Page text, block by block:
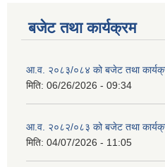
बजेट तथा कार्यक्रम
आ.व. २०८३/०८४ को बजेट तथा
मिति: 06/26/2026 - 09:34
आ.व. २०८२/०८३ को बजेट तथा
मिति: 04/07/2026 - 11:05